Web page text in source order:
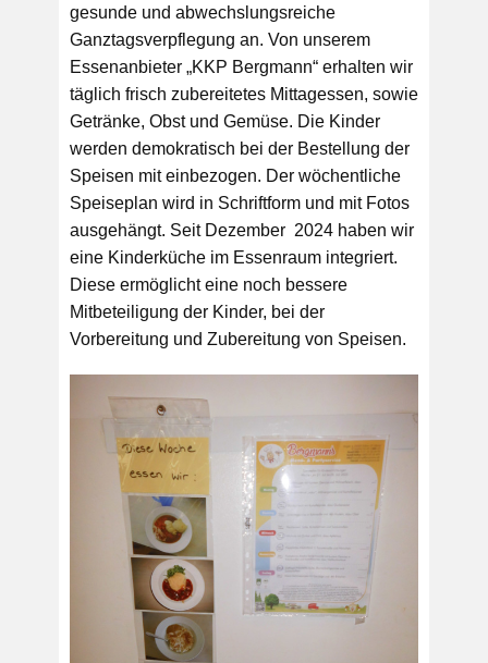
gesunde und abwechslungsreiche
Ganztagsverpflegung an. Von unserem
Essenanbieter „KKP Bergmann“ erhalten wir
täglich frisch zubereitetes Mittagessen, sowie
Getränke, Obst und Gemüse. Die Kinder
werden demokratisch bei der Bestellung der
Speisen mit einbezogen. Der wöchentliche
Speiseplan wird in Schriftform und mit Fotos
ausgehängt. Seit Dezember 2024 haben wir
eine Kinderküche im Essenraum integriert.
Diese ermöglicht eine noch bessere
Mitbeteiligung der Kinder, bei der
Vorbereitung und Zubereitung von Speisen.